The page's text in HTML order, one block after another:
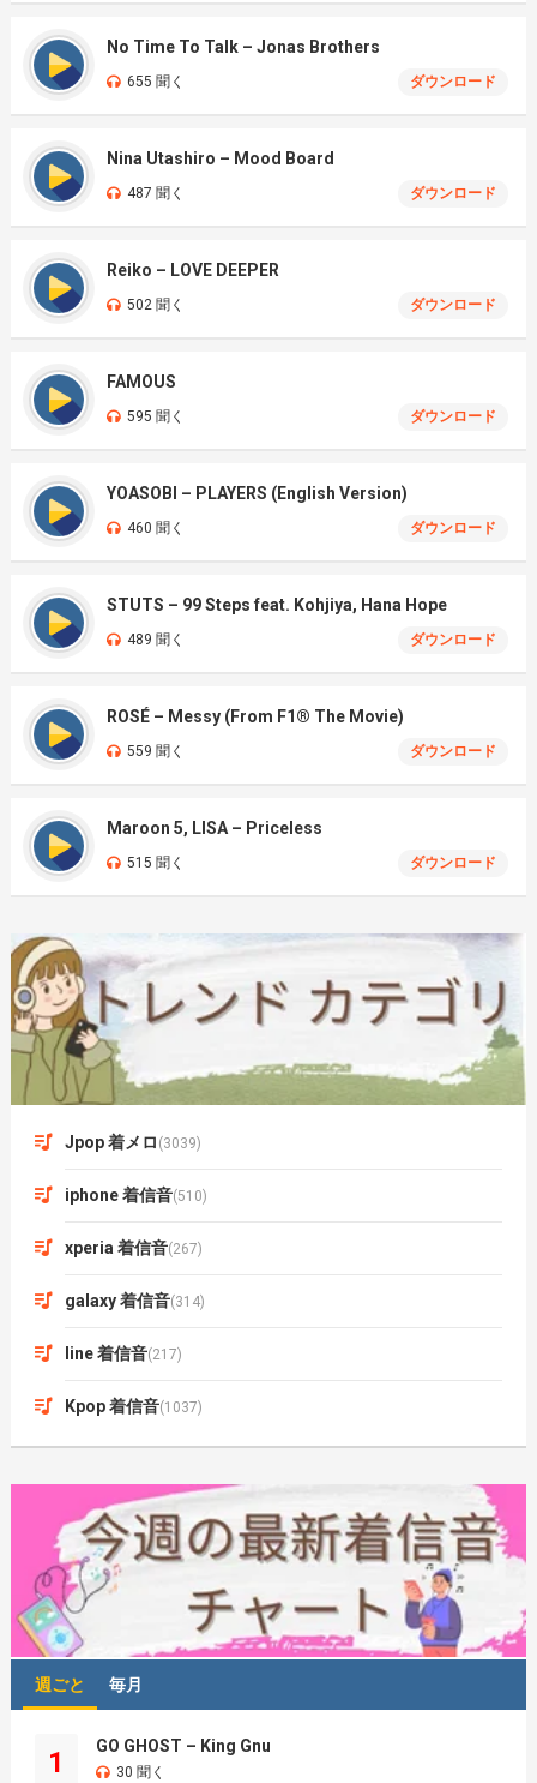
No Time To Talk – Jonas Brothers
655 聞く ダウンロード
Nina Utashiro – Mood Board
487 聞く ダウンロード
Reiko – LOVE DEEPER
502 聞く ダウンロード
FAMOUS
595 聞く ダウンロード
YOASOBI – PLAYERS (English Version)
460 聞く ダウンロード
STUTS – 99 Steps feat. Kohjiya, Hana Hope
489 聞く ダウンロード
ROSÉ – Messy (From F1® The Movie)
559 聞く ダウンロード
Maroon 5, LISA – Priceless
515 聞く ダウンロード
Jpop 着メロ (3039)
iphone 着信音(510)
xperia 着信音(267)
galaxy 着信音(314)
line 着信音(217)
Kpop 着信音(1037)
週ごと 毎月
1
GO GHOST – King Gnu
30 聞く